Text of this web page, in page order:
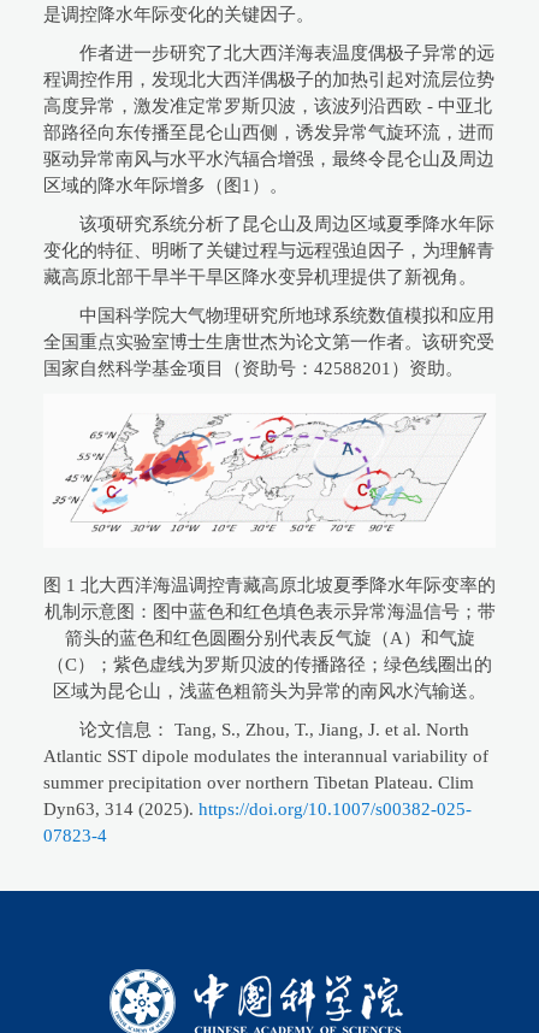
是调控降水年际变化的关键因子。
作者进一步研究了北大西洋海表温度偶极子异常的远
程调控作用，发现北大西洋偶极子的加热引起对流层位势
高度异常，激发准定常罗斯贝波，该波列沿西欧 - 中亚北
部路径向东传播至昆仑山西侧，诱发异常气旋环流，进而
驱动异常南风与水平水汽辐合增强，最终令昆仑山及周边
区域的降水年际增多（图1）。
该项研究系统分析了昆仑山及周边区域夏季降水年际
变化的特征、明晰了关键过程与远程强迫因子，为理解青
藏高原北部干旱半干旱区降水变异机理提供了新视角。
中国科学院大气物理研究所地球系统数值模拟和应用
全国重点实验室博士生唐世杰为论文第一作者。该研究受
国家自然科学基金项目（资助号：42588201）资助。
图 1 北大西洋海温调控青藏高原北坡夏季降水年际变率的
机制示意图：图中蓝色和红色填色表示异常海温信号；带
箭头的蓝色和红色圆圈分别代表反气旋（A）和气旋
（C）；紫色虚线为罗斯贝波的传播路径；绿色线圈出的
区域为昆仑山，浅蓝色粗箭头为异常的南风水汽输送。
论文信息： Tang, S., Zhou, T., Jiang, J. et al. North
Atlantic SST dipole modulates the interannual variability of
summer precipitation over northern Tibetan Plateau. Clim
Dyn63, 314 (2025). https://doi.org/10.1007/s00382-025-
07823-4